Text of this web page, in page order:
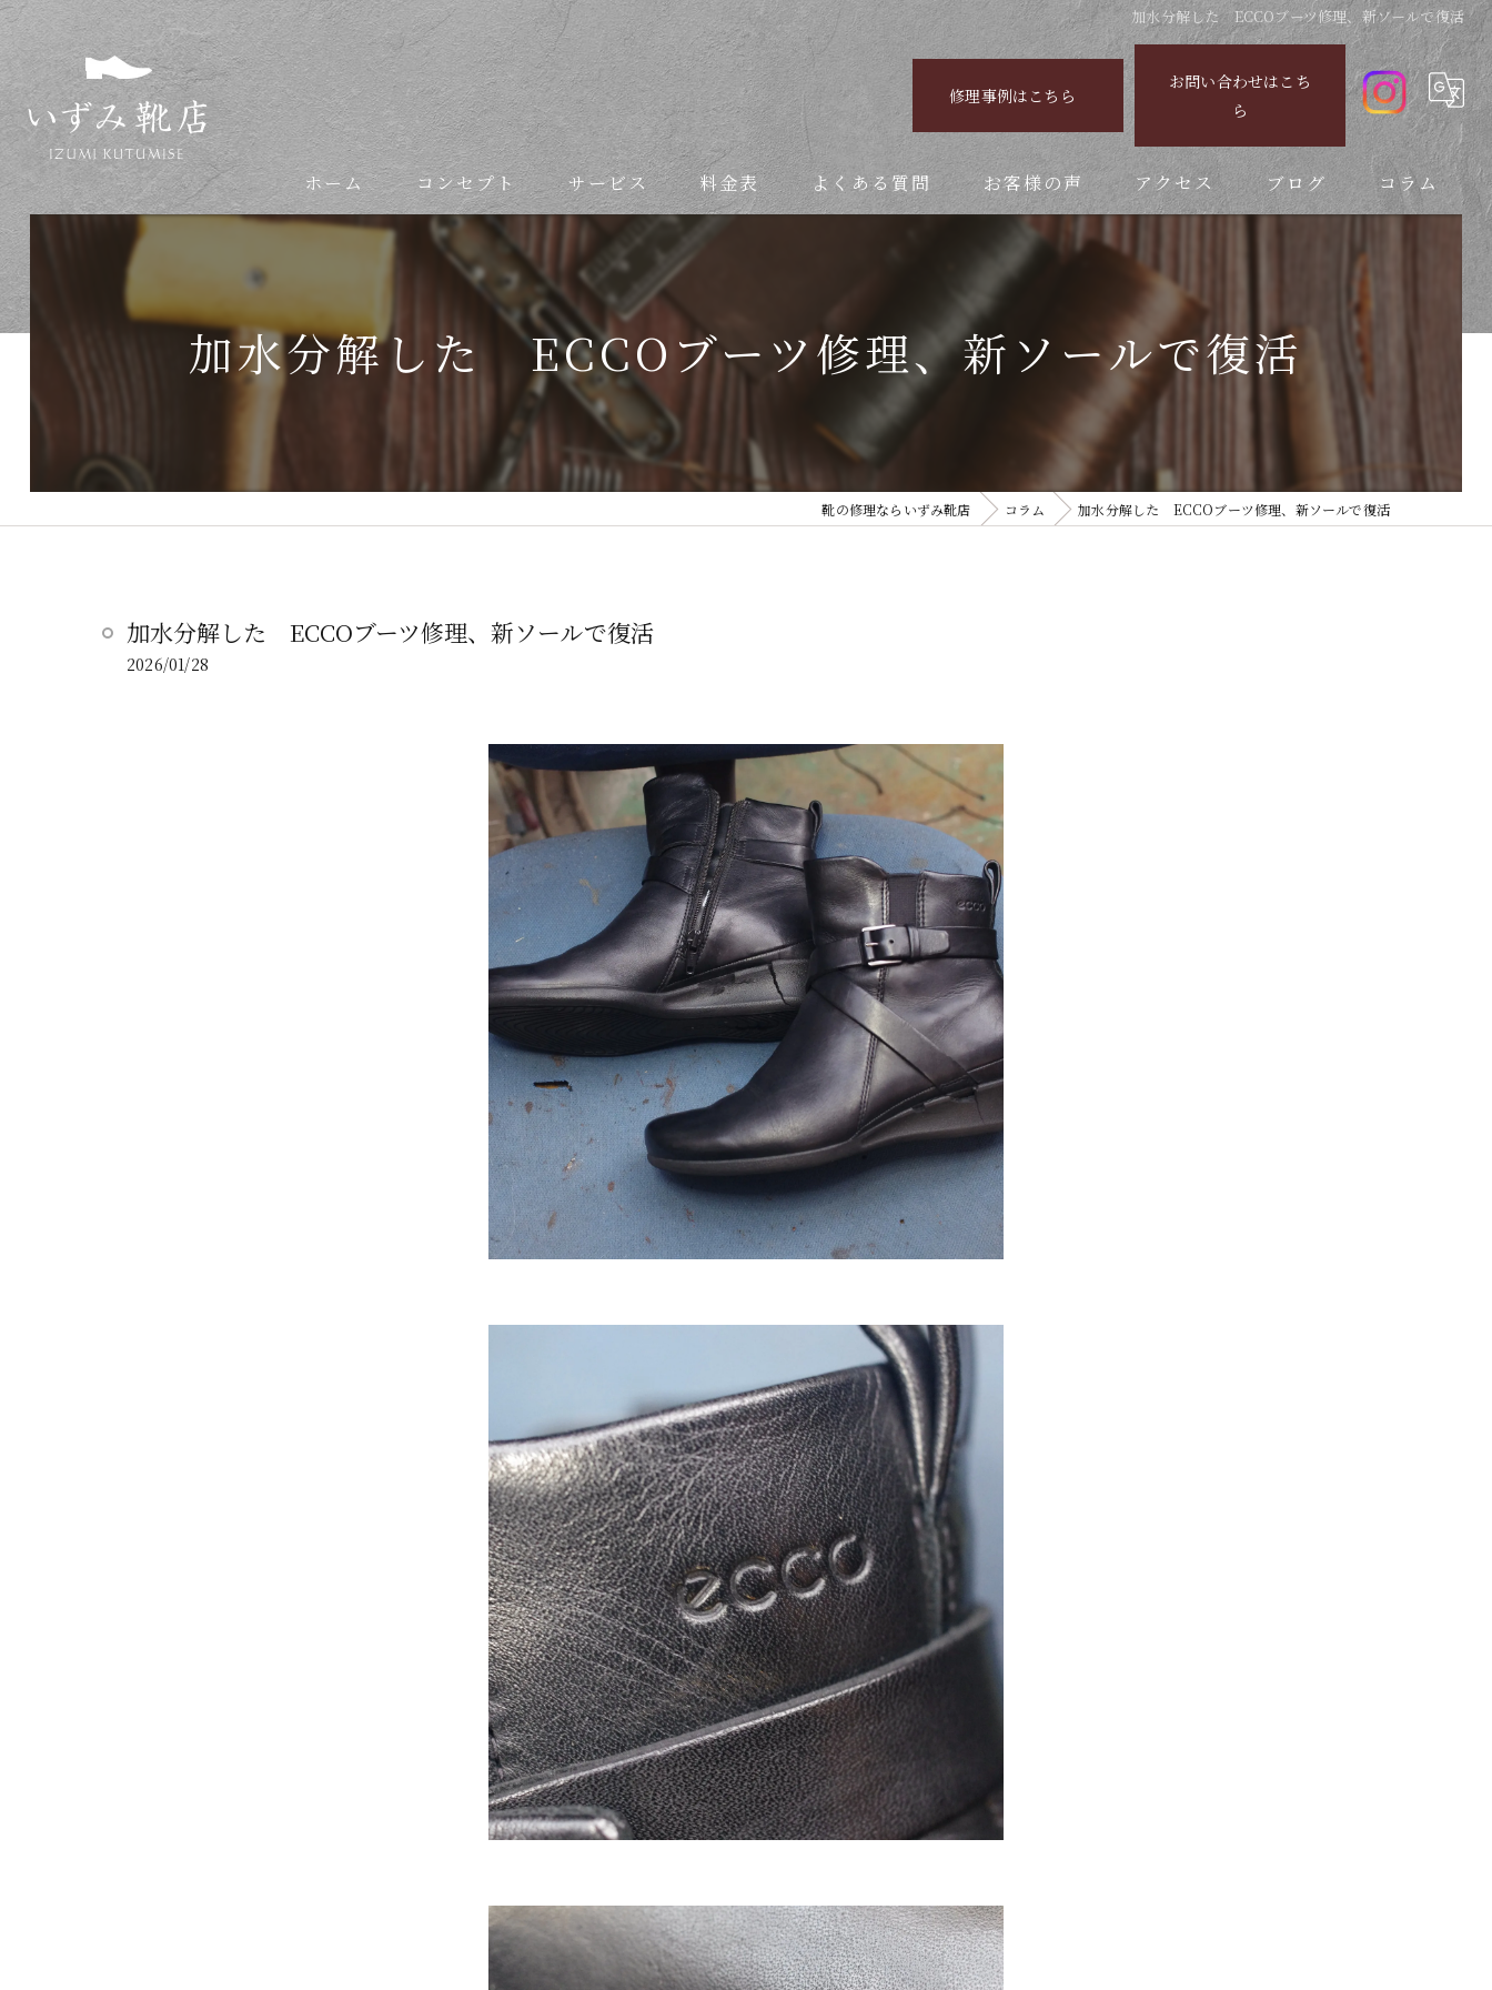
加水分解した ECCOブーツ修理、新ソールで復活
修理事例はこちら
お問い合わせはこち
ら
ホーム コンセプト
依頼の流れ
サービス 料金表 よくある質問 お客様の声 アクセス ブログ コラム
加水分解した ECCOブーツ修理、新ソールで復活
靴の修理ならいずみ靴店 コラム 加水分解した ECCOブーツ修理、新ソールで復活
加水分解した ECCOブーツ修理、新ソールで復活
2026/01/28